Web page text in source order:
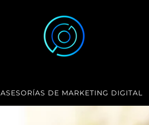
ASESORÍAS DE MARKETING DIGITAL